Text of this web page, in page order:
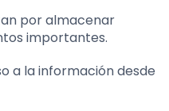
por almacenar
importantes.
a la información desde